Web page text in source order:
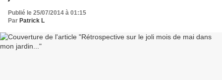
Publié le 25/07/2014 à 01:15
Par Patrick L